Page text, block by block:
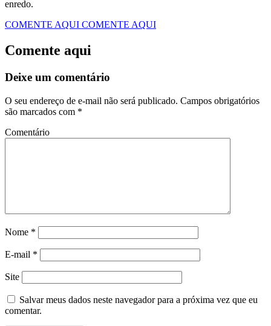
enredo.
COMENTE AQUI COMENTE AQUI
Comente aqui
Deixe um comentário
O seu endereço de e-mail não será publicado. Campos obrigatórios
são marcados com *
Comentário
Nome *
E-mail *
Site
Salvar meus dados neste navegador para a próxima vez que eu
comentar.